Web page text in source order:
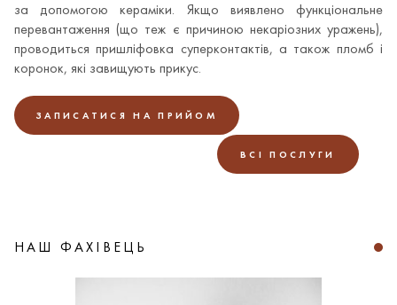
за допомогою кераміки. Якщо виявлено ​​функціональне
перевантаження (що теж є причиною некаріозних уражень),
проводиться пришліфовка суперконтактів, а також пломб і
коронок, які завищують прикус.
ЗАПИСАТИСЯ НА ПРИЙОМ
ВСІ ПОСЛУГИ
НАШ ФАХІВЕЦЬ